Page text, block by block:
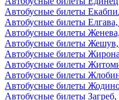
Автобусные билеты
Автобусные билеты
Автобусные билеты
Автобусные билеты
Автобусные билеты
Автобусные билеты
Автобусные билеты
Автобусные билеты
Автобусные билеты